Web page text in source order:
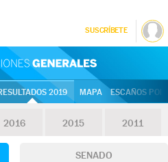
SUSCRÍBETE
2019 MAPA ESCAÑOS
2016 2015 2011
SENADO